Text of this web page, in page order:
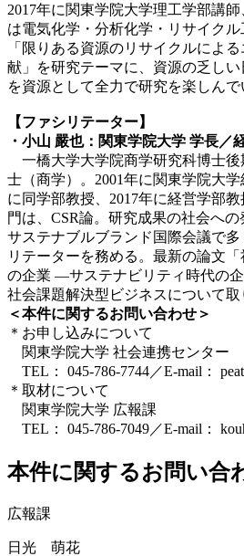
2017年に関東学院大学理工学部講
は電気化学・分析化学・リサイクル
「限りある資源のリサイクルによ
献」を研究テーマに、資源の乏し
を資源として全力で研究を楽しんで
【ファシリテーター】
・小山 嚴也：関東学院大学 学長／
一橋大学大学院商学研究科博士後
士（商学）。2001年に関東学院大
に同学部教授、2017年に経営学部
門は、CSR論。研究成果の社会への
サステナブルブランド国際会議で
リテーターを務める。最新の論文
の企業 ―サステナビリティ時代の
社会課題解決型ビジネスについて取
＜本件に関するお問い合わせ＞
＊お申し込みについて
関東学院大学 社会連携センタ
TEL： 045-786-7744／E-mail：
＊取材について
関東学院大学 広報課
TEL： 045-786-7049／E-mail：
本件に関するお問い合
広報課
日光 萌花